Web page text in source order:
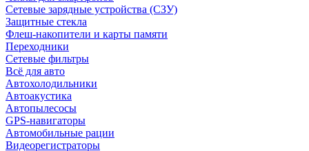
Сетевые зарядные устройства (СЗУ)
Защитные стекла
Флеш-накопители и карты памяти
Переходники
Сетевые фильтры
Всё для авто
Автохолодильники
Автоакустика
Автопылесосы
GPS-навигаторы
Автомобильные рации
Видеорегистраторы